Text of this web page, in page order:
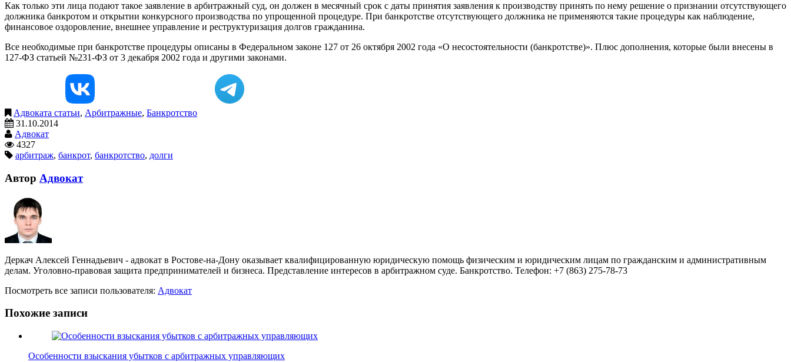
Как только эти лица подают такое заявление в арбитражный суд, он должен в месячный срок с даты принятия заявления к производству принять по нему решение о признании отсутствующего
должника банкротом и открытии конкурсного производства по упрощенной процедуре. При банкротстве отсутствующего должника не применяются такие процедуры как наблюдение,
финансовое оздоровление, внешнее управление и реструктуризация долгов гражданина.
Все необходимые при банкротстве процедуры описаны в Федеральном законе 127 от 26 октября 2002 года «О несостоятельности (банкротстве)». Плюс дополнения, которые были внесены в
127-ФЗ статьей №231-ФЗ от 3 декабря 2002 года и другими законами.
Адвоката статьи, Арбитражные, Банкротство
31.10.2014
Адвокат
4327
арбитраж, банкрот, банкротство, долги
Автор Адвокат
Деркач Алексей Геннадьевич - адвокат в Ростове-на-Дону оказывает квалифицированную юридическую помощь физическим и юридическим лицам по гражданским и административным
делам. Уголовно-правовая защита предпринимателей и бизнеса. Представление интересов в арбитражном суде. Банкротство. Телефон: +7 (863) 275-78-73
Посмотреть все записи пользователя: Адвокат
Похожие записи
Особенности взыскания убытков с арбитражных управляющих